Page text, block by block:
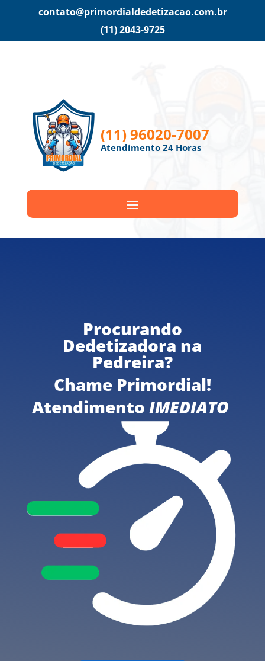
contato@primordialdedetizacao.com.br
(11) 2043-9725
(11) 96020-7007
Atendimento 24 Horas
Procurando
Dedetizadora na
Pedreira?
Chame Primordial!
Atendimento IMEDIATO